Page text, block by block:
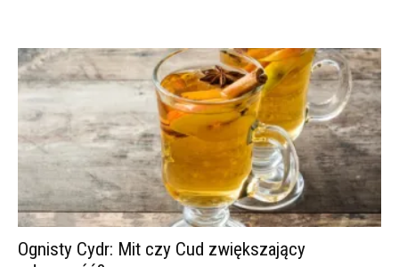
Ognisty Cydr: Mit czy Cud zwiększający